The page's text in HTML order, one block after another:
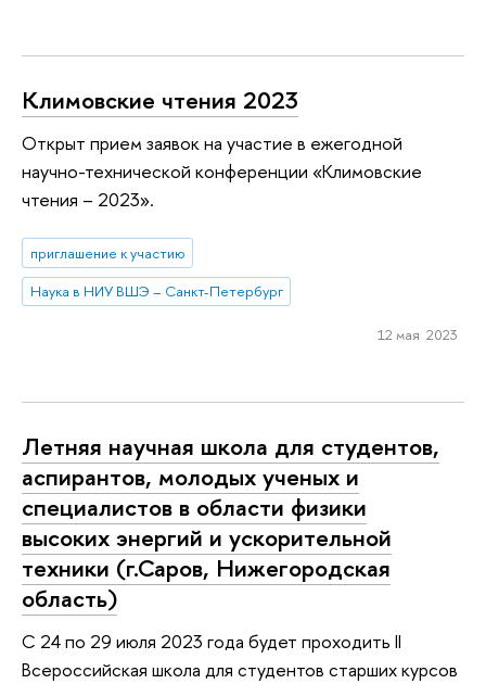
Климовские чтения 2023
Открыт прием заявок на участие в ежегодной
научно-технической конференции «Климовские
чтения – 2023».
приглашение к участию
Наука в НИУ ВШЭ – Санкт-Петербург
12 мая 2023
Летняя научная школа для студентов,
аспирантов, молодых ученых и
специалистов в области физики
высоких энергий и ускорительной
техники (г.Саров, Нижегородская
область)
С 24 по 29 июля 2023 года будет проходить II
Всероссийская школа для студентов старших курсов